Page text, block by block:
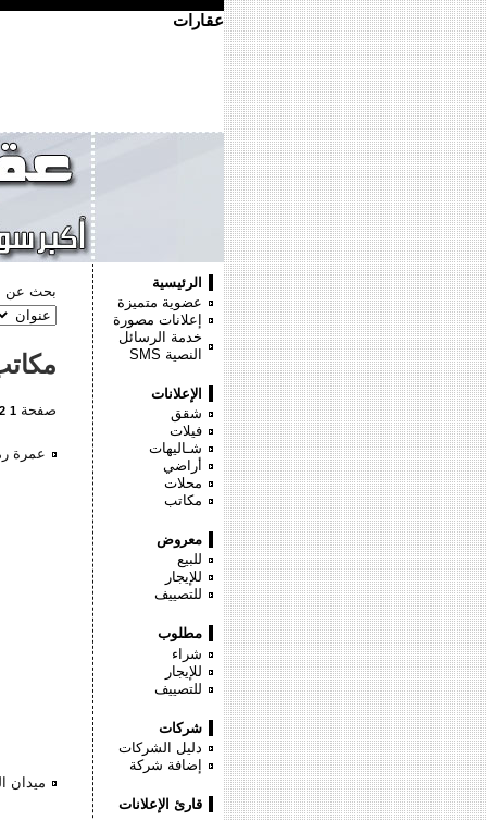
عقارات
بحث عن
صفحة 1
2
عمرة
ميدان
الرئيسية
عضوية متميزة
إعلانات مصورة
خدمة الرسائل
النصية SMS
الإعلانات
شقق
فيلات
شـاليهات
أراضي
محلات
مكاتب
معروض
للبيع
للإيجار
للتصييف
مطلوب
شراء
للإيجار
للتصييف
شركات
دليل الشركات
إضافة شركة
قارئ الإعلانات